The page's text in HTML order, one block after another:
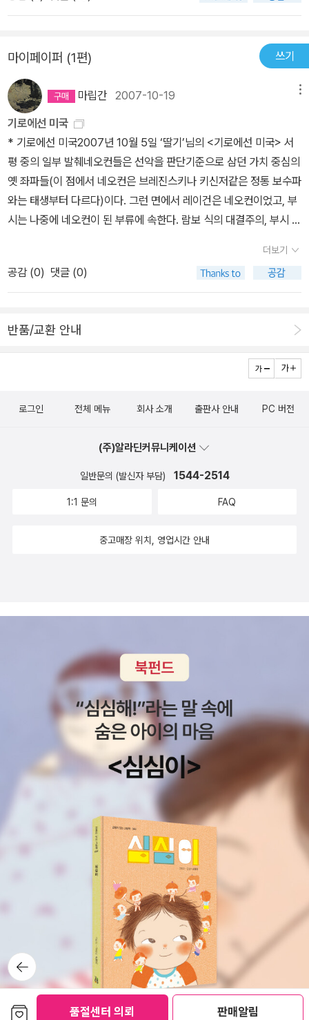
품절센터 의뢰 판매알림
그 사람이다. 세상엔 그 책을 욕하는 이들이 많지만 그 말을 인용하고
반증하는 것이기도 하다. 나는 ‘역사의 종언’을 (후쿠야마가 이미 역
사가 끝났다고 말한지 15년이나 지나서) 몇 달 전에야 읽었는데, 왜
들 그렇게 후쿠야마 욕을 하는지 솔직히 잘 이해가 안 됐었다. 15년전
에 그 책을 읽었더라면 나도 그렇게 욕을 했으려나? ‘역사의 종언’은
헤겔 칸트 어쩌구 하는 철학적이고 학술적인 책이지, 곧이곧대로, 그
러니까 ‘문자 그대로’ 역사의 종언이라는 말을 끌어다가 비판하면서
“역사가 뭐 끝났다 그래” 이렇게 단순하게 이야기할 성질의 텍스트는
아니라는 생각이 들었더랬다. 어쩌면 후쿠야마를 욕했던 사람들은,
사회주의의 몰락으로 역사의 한 패러다임이 진짜로 끝나는 줄 믿었
야마의 책이 나오고 15년이 지나 읽은 내 눈에, 그 책의 표현들은 좀
예스럽지만 개념들은 오히려 현재진행형으로 보였으니 말이다. 그래
서 솔직히 나는 그 책이 대단히 마음에 들었고, 다 알아먹지는 못했지
가 새 책을 내놨다고 해서 두말 않고 주문하려고 보니 번역자는 국제
씨다. 이 저자에 이 출판사에 이 번역자는 참 조화로우면서도 안 어울
가 본 미국의 현실, 네오컨에 휘둘리다 ‘막 나가버린’ 미국을 담고 있
정부 들어서고 나서 세간의 입에 오르내렸지만 그 뿌리는 오래됐다.
는지, 그러다가 어떻게 막나가서 요모양 요꼴이 됐는지를 집중 조명
한다. “나도 한때는 네오컨이 괜찮을 줄 알고 솔깃했는데 지금 보니
요지는 이렇다. 후쿠야마는 책에서 네오컨의 뿌리에 해당되는 사람들
이다. 그의 말에 따르면 네오컨들은 선악을 판단기준으로 삼던 가치
보수파와는 태생부터 다르다)이다. 그런 면에서 레이건은 네오컨이었
고, 부시는 나중에 네오컨이 된 부류에 속한다. 람보 식의 대결주의,
부시 식의 ‘악의 축’ 운운하는 복음주의 비슷한 공격 성향은 이렇게 해
서 이해가 가능해진다. 그들의 관심사는 원래부터 ‘유리하냐 불리하
냐’ 하는 전략전술적 차원의 문제가 아니라, ‘선이냐 악이냐’ 하는 가
치 판단의 문제였던 것이다. 부시와 그 떨거지들이 너무나, 너무나 ‘확
신범’처럼 보였던 것도 무리는 아니었다. 이라크전쟁 전에 네오컨이
아닌 아버지 부시 전대통령 쪽에서 레이건주의자들로 구성된 현 부시
행정부에 딴지를 걸었다는 분석과도 맥락이 맞아 떨어진다.익히 짐작
할 수 있듯, 선악의 판단이 끝났다며 역사의 종말까지 선언했던 후쿠
야마가 네오컨들에게서 돌아선 데에서는 이라크 전쟁과 그 뒤의 상황
이 큰 영향을 미친 것 같다(널리 알려진 대로, 새뮤얼 헌팅턴이나 크
리스토퍼 히첸스가 이라크전에 쌍수 들어 환영한 것과 달리 후쿠야마
는 처음부터 반대 입장을 분명히 했었다). 네오컨들은 이라크에 자신
들이 생각하는 선한 정권, 미국적이고 민주적인 정권을 세워 세상을
안전하고 아름답게 만들고자 했다. 그러나 요즘 막나가버린 짜가 네
오컨들은 길을 잘못 들어섰다. “1990년대에 이루어진 미국 군사기술
의 성공은 군사 개입이 언제나 걸프 전쟁이나 코소보 전쟁처럼 깔끔
하고 값싸게 진행될 수 있다는 환상을 낳았다. 이라크 전쟁은 이런 형
마이페이퍼 (1편) 쓰기
마립간 2007-10-19
기로에선 미국
* 기로에선 미국2007년 10월 5일 ‘딸기’님의 <기로에선 미국> 서
평 중의 일부 발췌네오컨들은 선악을 판단기준으로 삼던 가치 중심의
옛 좌파들(이 점에서 네오컨은 브레진스키나 키신저같은 정통 보수파
와는 태생부터 다르다)이다. 그런 면에서 레이건은 네오컨이었고, 부
시는 나중에 네오컨이 된 부류에 속한다. 람보 식의 대결주의, 부시 식
가 가능해진다. 그들의 관심사는 원래부터 ‘유리하냐 불리하냐’ 하는
전략전술적 차원의 문제가 아니라, ‘선이냐 악이냐’ 하는 가치 판단의
문제였던 것이다.(중략)그리하여, 끼리끼리 소수파로 뭉쳐 세상에 맞
의를 더욱 고수하게 되었다! 문제는 그들이 세계 최강 미국의 권력을
더보기
공감 (0) 댓글 (0)
반품/교환 안내
뒤로가
기
로그인 전체 메뉴 회사 소개 출판사 안내 PC 버전
(주)알라딘커뮤니케이션
일반문의 (발신자 부담) 1544-2514
1:1 문의 FAQ
중고매장 위치, 영업시간 안내